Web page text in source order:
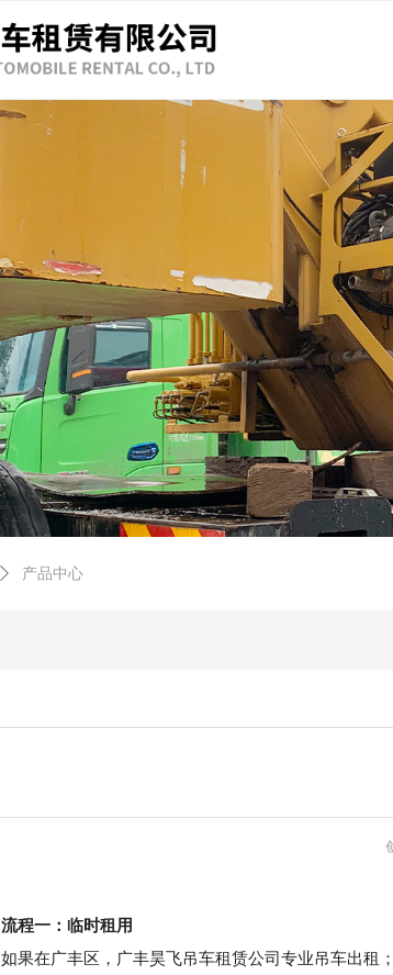
ꄲ 产品中心
流程一：临时租用
如果在广丰区 ， 广丰昊飞吊车租赁公司专业吊车出租；